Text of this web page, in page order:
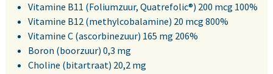
Vitamine B11 (Foliumzuur, Quatrefolic®) 200 mcg 100%
Vitamine B12 (methylcobalamine) 20 mcg 800%
Vitamine C (ascorbinezuur) 165 mg 206%
Boron (boorzuur) 0,3 mg
Choline (bitartraat) 20,2 mg